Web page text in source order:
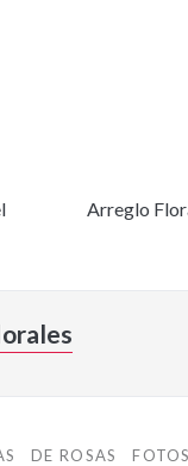
Arreglo
DE ROSAS FOTOS